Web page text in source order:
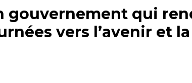
gouvernement qui
vers l’avenir et la